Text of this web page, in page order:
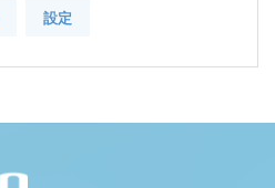
設定